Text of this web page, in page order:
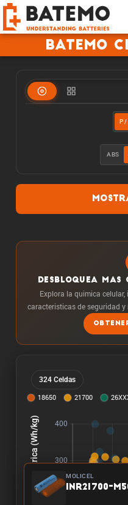
Batemo
P /
ABS
DESBLOQUEA
Explora la quimica celular,
caracteristicas de seguridad
324 Celdas
MOLICEL
INR21700-